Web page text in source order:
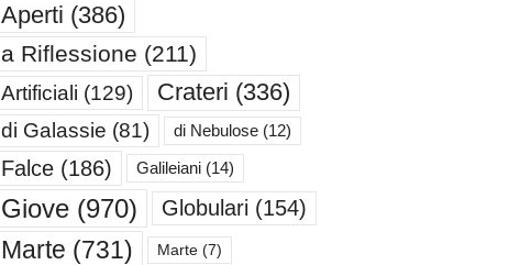
Aperti (386)
a Riflessione (211)
Artificiali (129) Crateri (336)
di Galassie (81) di Nebulose(12)
Falce(186) Galileiani(14)
Giove(970) Globulari (154)
Marte (731) Marte(7)